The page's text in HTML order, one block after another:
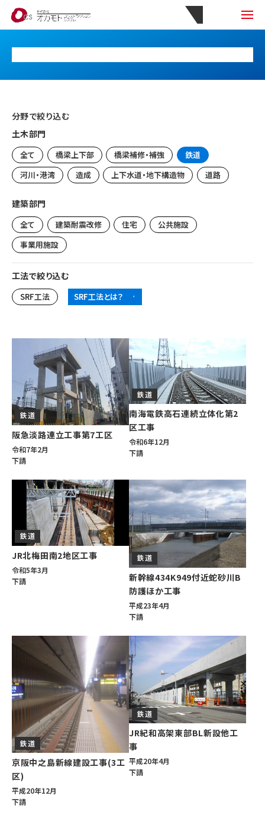
分野で絞り込む
土木部門
全て 橋梁上下部 橋梁補修・補強
鉄道
河川・港湾
造成 上下水道・地下構造物 道路
建築部門
全て 建築耐震改修 住宅
公共施設
事業用施設
工法で絞り込む
SRF工法 SRF工法とは？
鉄道
阪急淡路連立工事第7工区
令和7年2月
下請
鉄道
南海電鉄高石連続立体化第2
区工事
令和6年12月
下請
鉄道
JR北梅田南2地区工事
令和5年3月
下請
鉄道
新幹線434K949付近蛇砂川B
防護ほか工事
平成23年4月
下請
鉄道
京阪中之島新線建設工事(3工
区)
平成20年12月
下請
鉄道
JR紀和高架東部BL新設他工
事
平成20年4月
下請